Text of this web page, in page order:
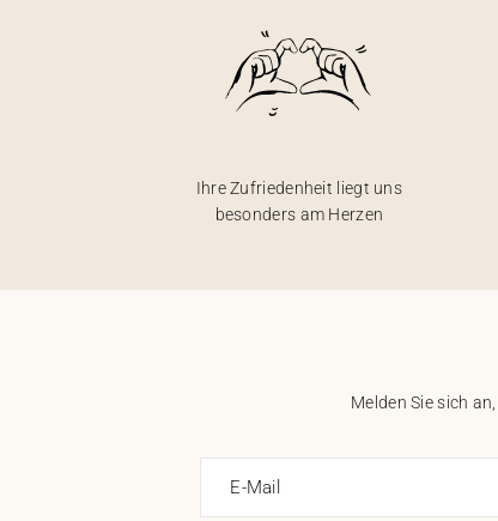
Ihre Zufriedenheit liegt uns
besonders am Herzen
Melden Sie sich
E-Mail